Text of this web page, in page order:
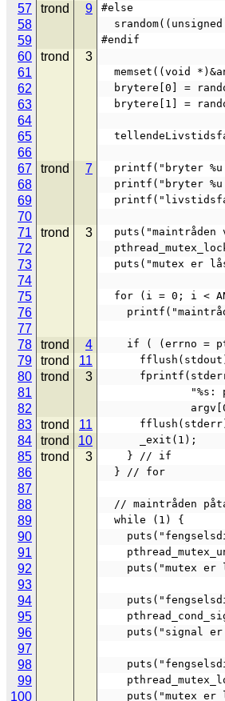
57 trond 9 #else
58
59 #endif
60 trond
3
61
memset((void
62
brytere[0] =
63
brytere[1] =
64
65
66
67
trond 7
printf("bryter
68
printf("bryter
69
70
71
trond 3
72
73
puts("mutex er
74
75
for (i = 0; i <
76
77
78
trond 4
if ( (errno
79 trond 11
80 trond 3
81
82
83 trond 11
84 trond 10
      _exit(1);
85 trond 3
    } // if
86
  } // for
87
88
// maintråden
89
  while (1) {
90
91
92
puts("mutex
93
94
95
96
puts("signal
97
98
99
100
puts("mutex